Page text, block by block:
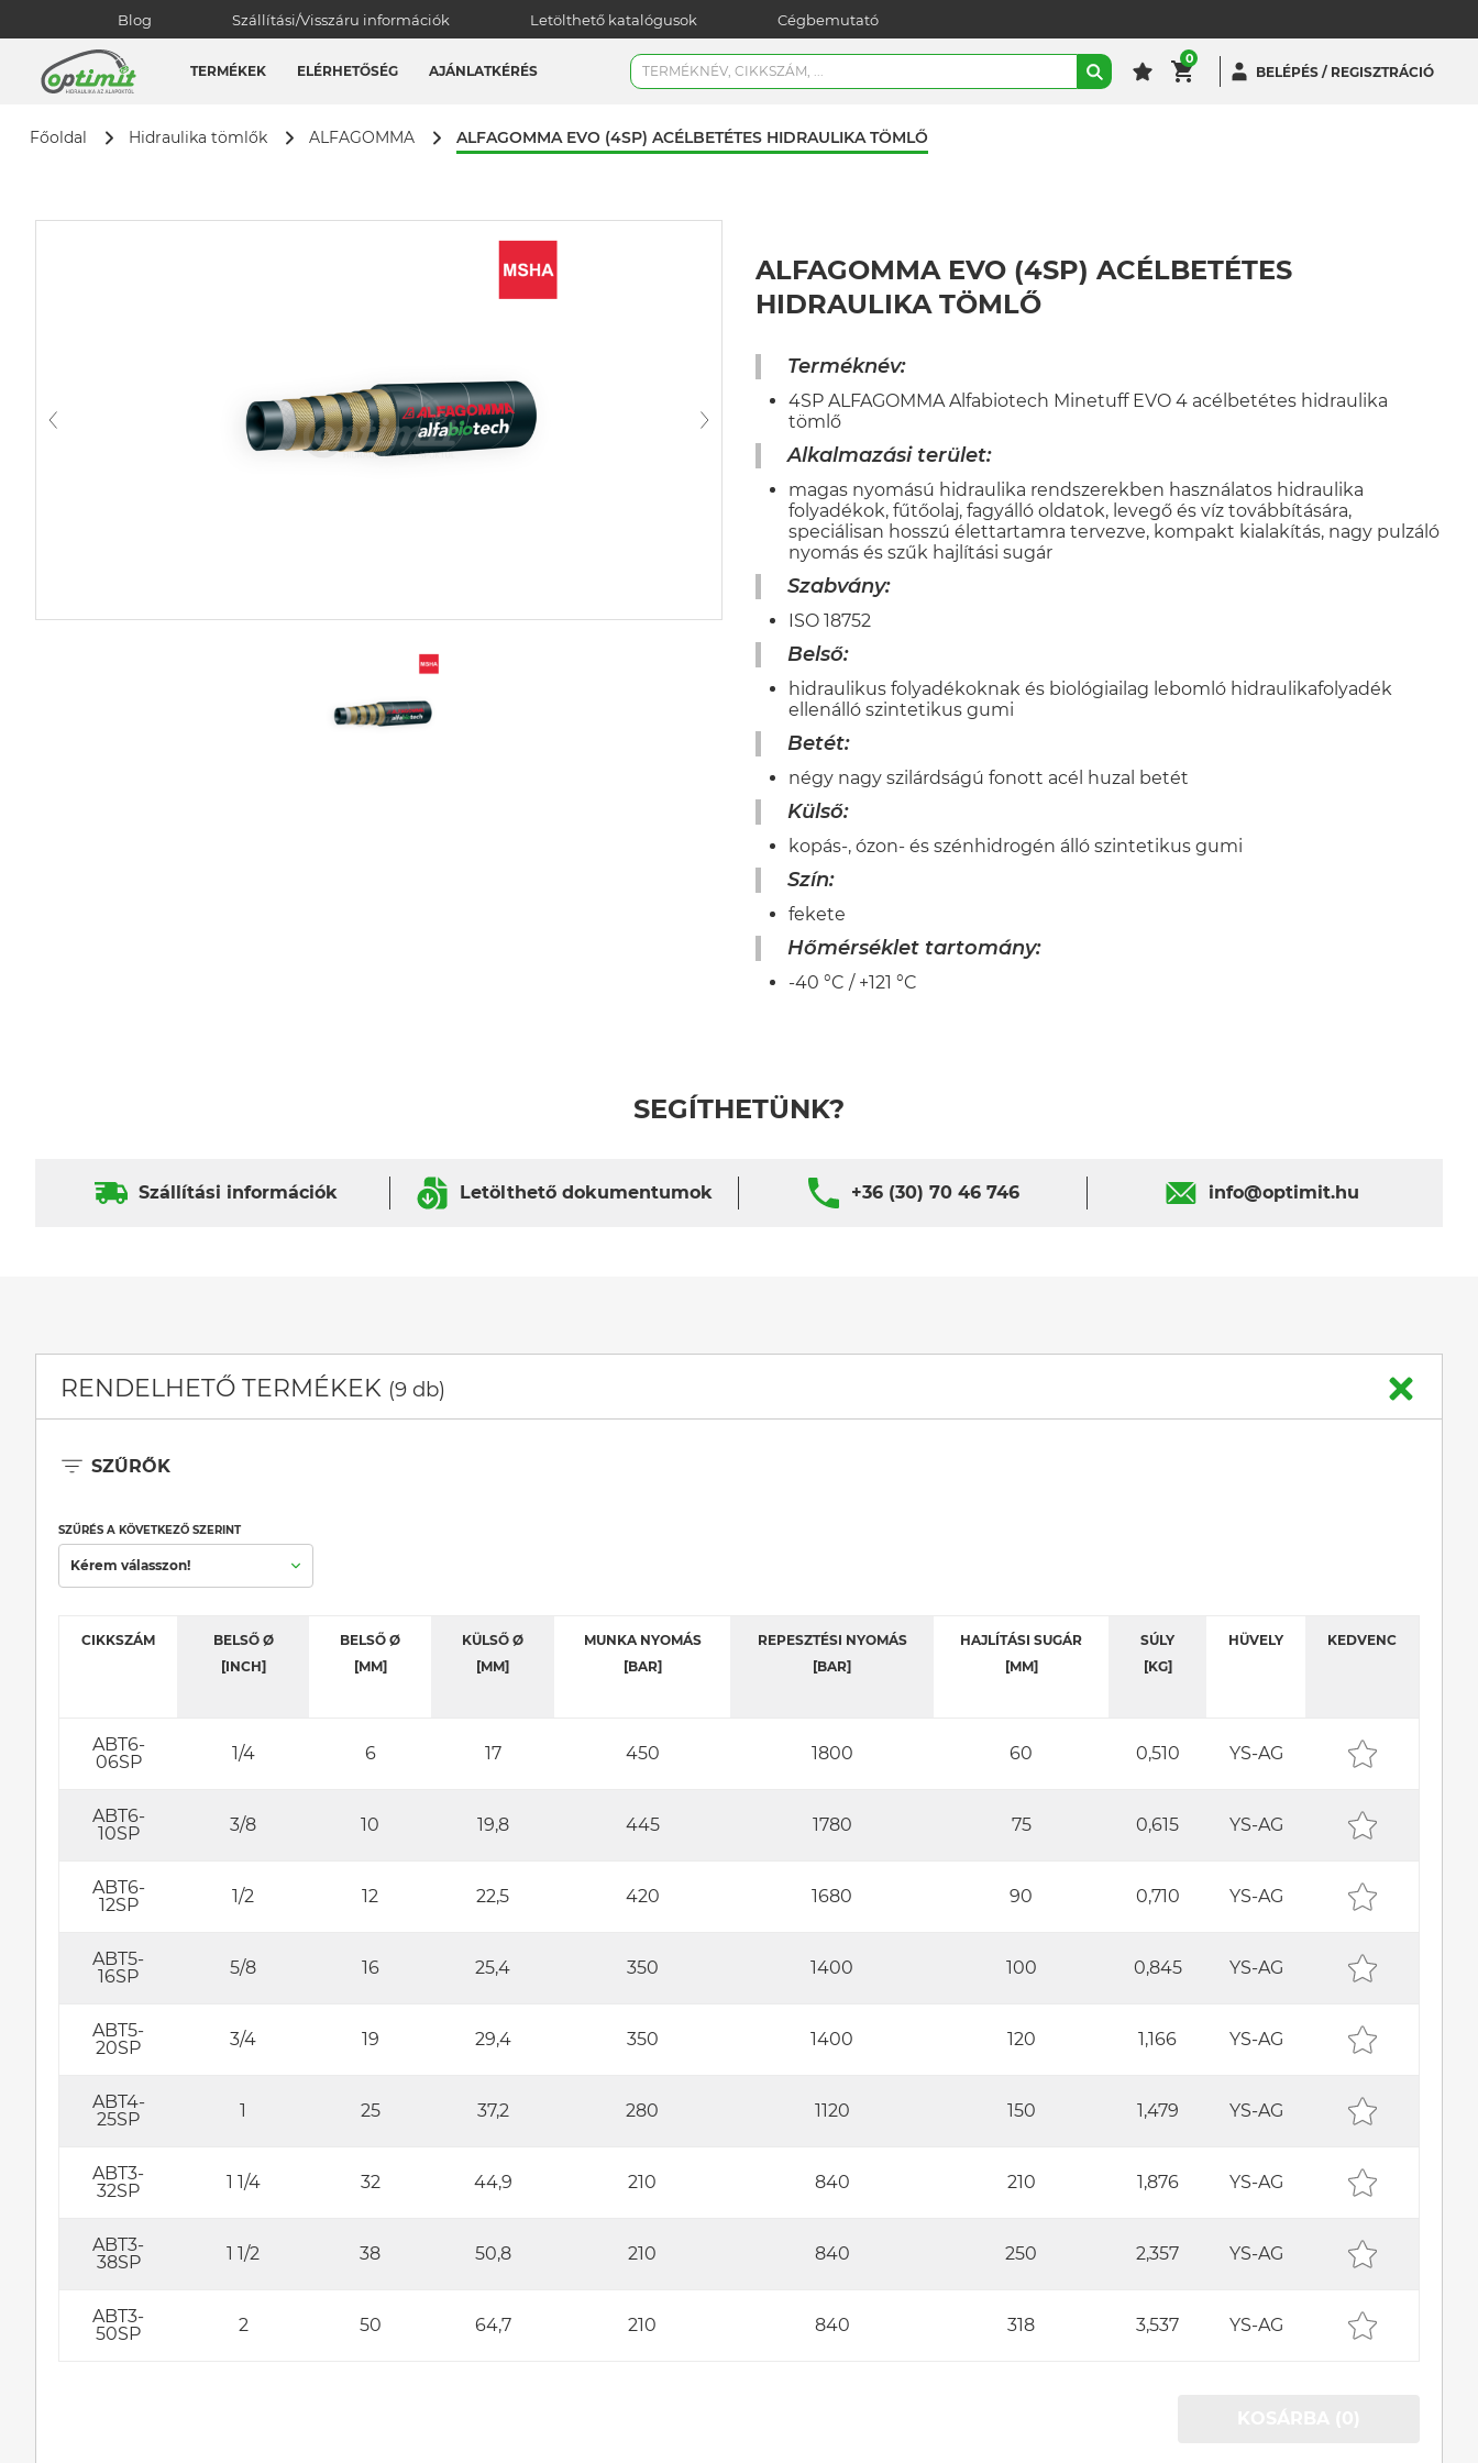
Blog Szállítási/Visszáru információk Letölthető katalógusok Cégbemutató
TERMÉKEK ELÉRHETŐSÉG AJÁNLATKÉRÉS
0
BELÉPÉS / REGISZTRÁCIÓ
Főoldal Hidraulika tömlők ALFAGOMMA ALFAGOMMA EVO (4SP) ACÉLBETÉTES HIDRAULIKA TÖMLŐ
ALFAGOMMA EVO (4SP) ACÉLBETÉTES
HIDRAULIKA TÖMLŐ
Terméknév:
4SP ALFAGOMMA Alfabiotech Minetuff EVO 4 acélbetétes hidraulika
tömlő
Alkalmazási terület:
magas nyomású hidraulika rendszerekben használatos hidraulika
folyadékok, fűtőolaj, fagyálló oldatok, levegő és víz továbbítására,
speciálisan hosszú élettartamra tervezve, kompakt kialakítás, nagy pulzáló
nyomás és szűk hajlítási sugár
Szabvány:
ISO 18752
Belső:
hidraulikus folyadékoknak és biológiailag lebomló hidraulikafolyadék
ellenálló szintetikus gumi
Betét:
négy nagy szilárdságú fonott acél huzal betét
Külső:
kopás-, ózon- és szénhidrogén álló szintetikus gumi
Szín:
fekete
Hőmérséklet tartomány:
-40 °C / +121 °C
SEGÍTHETÜNK?
Szállítási információk Letölthető dokumentumok +36 (30) 70 46 746 info@optimit.hu
RENDELHETŐ TERMÉKEK (9 db)
SZŰRŐK
SZŰRÉS A KÖVETKEZŐ SZERINT
Kérem válasszon!
CIKKSZÁM
BELSŐ Ø
[INCH]
BELSŐ Ø
[MM]
KÜLSŐ Ø
[MM]
MUNKA NYOMÁS
[BAR]
REPESZTÉSI NYOMÁS
[BAR]
HAJLÍTÁSI SUGÁR
[MM]
SÚLY
[KG]
HÜVELY KEDVENC
ABT6-
06SP
1/4 6 17 450 1800 60 0,510 YS-AG
ABT6-
10SP
3/8 10 19,8 445 1780 75 0,615 YS-AG
ABT6-
12SP
1/2 12 22,5 420 1680 90 0,710 YS-AG
ABT5-
16SP
5/8 16 25,4 350 1400 100 0,845 YS-AG
ABT5-
20SP
3/4 19 29,4 350 1400 120 1,166 YS-AG
ABT4-
25SP
1 25 37,2 280 1120 150 1,479 YS-AG
ABT3-
32SP
1 1/4 32 44,9 210 840 210 1,876 YS-AG
ABT3-
38SP
1 1/2 38 50,8 210 840 250 2,357 YS-AG
ABT3-
50SP
2 50 64,7 210 840 318 3,537 YS-AG